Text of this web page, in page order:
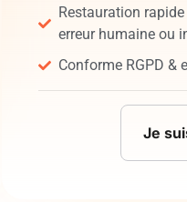
Restauration
erreur humaine ou
Conforme RGPD &
Je